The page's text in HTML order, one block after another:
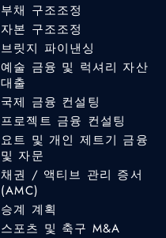
부채 구조조정
자본 구조조정
브릿지 파이낸싱
예술 금융 및 럭셔리 자산
대출
국제 금융 컨설팅
프로젝트 금융 컨설팅
요트 및 개인 제트기 금융
및 자문
채권 / 액티브 관리 증서
(AMC)
승계 계획
스포츠 및 축구 M&A